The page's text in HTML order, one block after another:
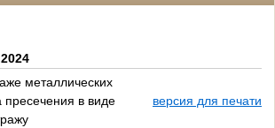
металлических
пресечения в виде
версия для печати